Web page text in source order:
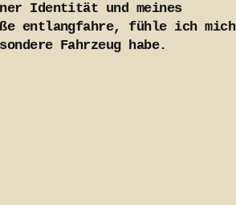
Identität und meines
entlangfahre, fühle ich mich
Fahrzeug habe.